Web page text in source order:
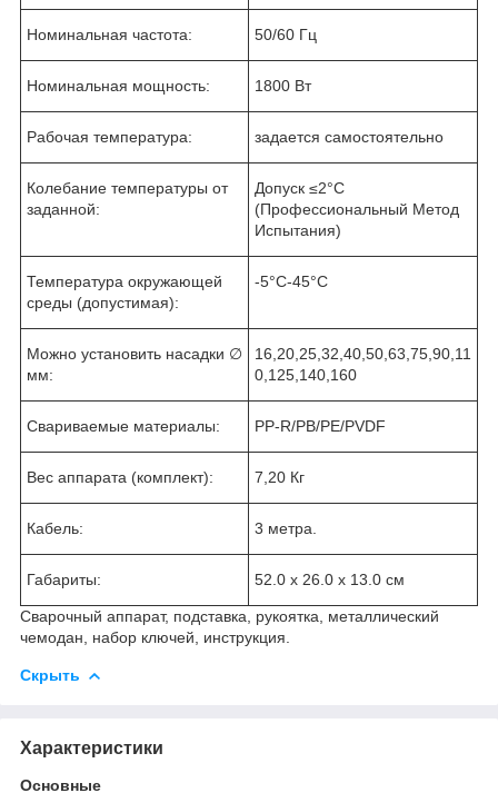
Номинальная частота: 50/60 Гц
Номинальная мощность: 1800 Вт
Рабочая температура: задается самостоятельно
Колебание температуры от
заданной:
Допуск ≤2°C
(Профессиональный Метод
Испытания)
Температура окружающей
среды (допустимая):
-5°C-45°C
Можно установить насадки ∅
мм:
16,20,25,32,40,50,63,75,90,11
0,125,140,160
Свариваемые материалы: PP-R/PB/PE/PVDF
Вес аппарата (комплект): 7,20 Кг
Кабель: 3 метра.
Габариты: 52.0 х 26.0 х 13.0 см
Сварочный аппарат, подставка, рукоятка, металлический
чемодан, набор ключей, инструкция.
Скрыть
Характеристики
Основные